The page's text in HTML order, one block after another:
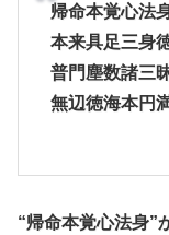
帰命本覚心法
本来具足三身
普門塵数諸三
無辺徳海本円
“帰命本覚心法身”